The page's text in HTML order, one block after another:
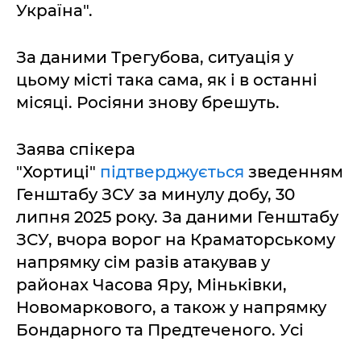
Україна".
За даними Трегубова, ситуація у
цьому місті така сама, як і в останні
місяці. Росіяни знову брешуть.
Заява спікера
"Хортиці" підтверджується зведенням
Генштабу ЗСУ за минулу добу, 30
липня 2025 року. За даними Генштабу
ЗСУ, вчора ворог на Краматорському
напрямку сім разів атакував у
районах Часова Яру, Міньківки,
Новомаркового, а також у напрямку
Бондарного та Предтеченого. Усі